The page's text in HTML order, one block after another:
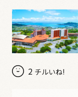
2 チルいね!